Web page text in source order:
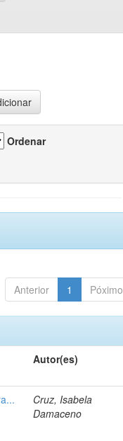
Ordenar
Anterior 1 Póximo
Autor(es)
Cruz, Isabela
Damaceno